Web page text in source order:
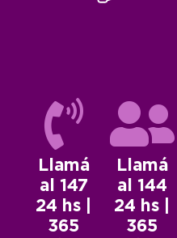
Llamá
al 147
24 hs |
365
Llamá
al 144
24 hs |
365